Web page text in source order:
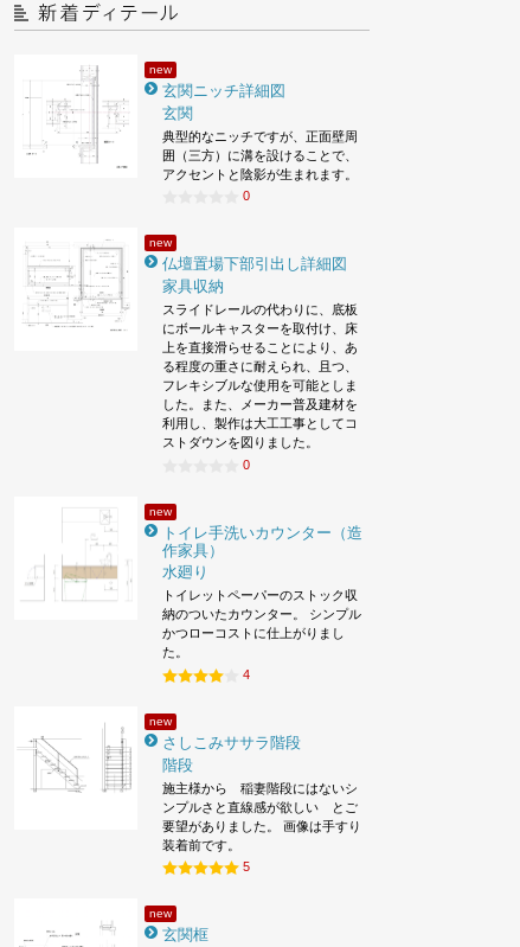
new
玄関ニッチ詳細図
玄関
典型的なニッチですが、正面壁周
囲（三方）に溝を設けることで、
アクセントと陰影が生まれます。
0
new
仏壇置場下部引出し詳細図
家具収納
スライドレールの代わりに、底板
にボールキャスターを取付け、床
上を直接滑らせることにより、あ
る程度の重さに耐えられ、且つ、
フレキシブルな使用を可能としま
した。また、メーカー普及建材を
利用し、製作は大工工事としてコ
ストダウンを図りました。
0
new
トイレ手洗いカウンター（造
作家具）
水廻り
トイレットペーパーのストック収
納のついたカウンター。 シンプル
かつローコストに仕上がりまし
た。
4
new
さしこみササラ階段
階段
施主様から 稲妻階段にはないシ
ンプルさと直線感が欲しい とご
要望がありました。 画像は手すり
装着前です。
5
new
玄関框